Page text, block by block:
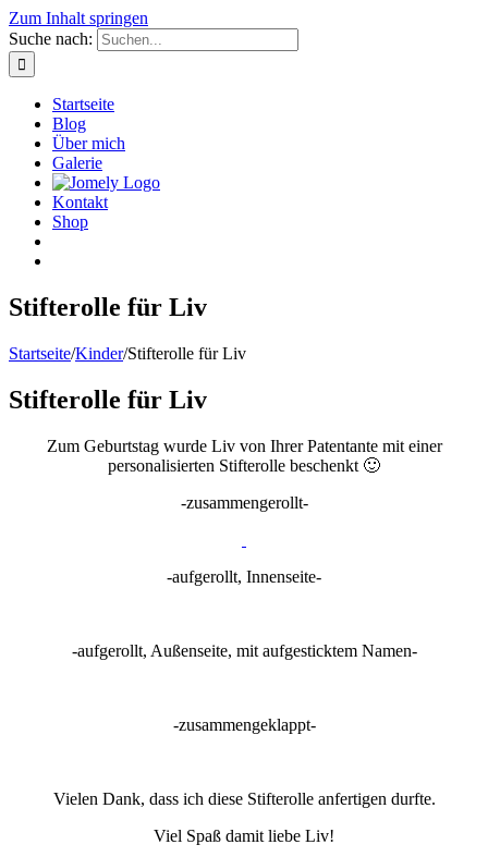
Zum Inhalt springen
Suche nach:
Startseite
Blog
Über mich
Galerie
Kontakt
Shop
Stifterolle für Liv
Startseite/Kinder/Stifterolle für Liv
Stifterolle für Liv
Zum Geburtstag wurde Liv von Ihrer Patentante mit einer
personalisierten Stifterolle beschenkt 🙂
-zusammengerollt-
-aufgerollt, Innenseite-
-aufgerollt, Außenseite, mit aufgesticktem Namen-
-zusammengeklappt-
Vielen Dank, dass ich diese Stifterolle anfertigen durfte.
Viel Spaß damit liebe Liv!